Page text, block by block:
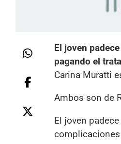
El joven
pagando el
Carina Muratti
Ambos son de
El joven